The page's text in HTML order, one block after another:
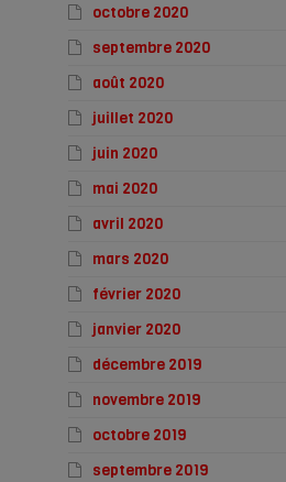
octobre 2020
septembre 2020
août 2020
juillet 2020
juin 2020
mai 2020
avril 2020
mars 2020
février 2020
janvier 2020
décembre 2019
novembre 2019
octobre 2019
septembre 2019